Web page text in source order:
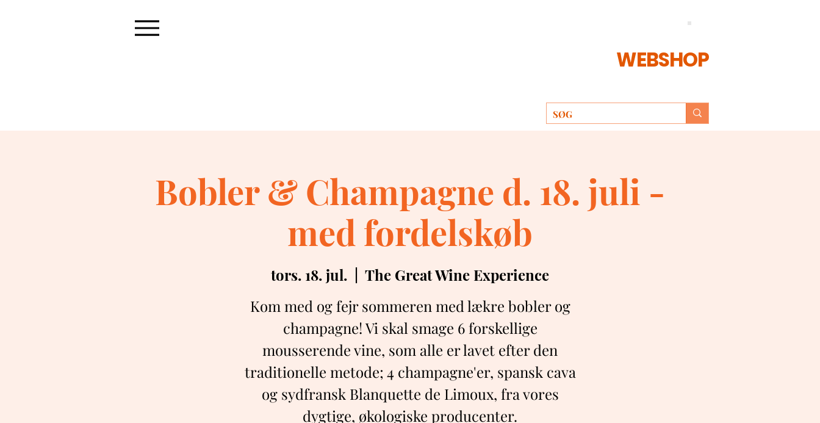
WEBSHOP
Bobler & Champagne d. 18. juli -
med fordelskøb
tors. 18. jul.
The Great Wine Experience
Kom med og fejr sommeren med lækre bobler og
champagne! Vi skal smage 6 forskellige
mousserende vine, som alle er lavet efter den
traditionelle metode; 4 champagne'er, spansk cava
og sydfransk Blanquette de Limoux, fra vores
dygtige, økologiske producenter.